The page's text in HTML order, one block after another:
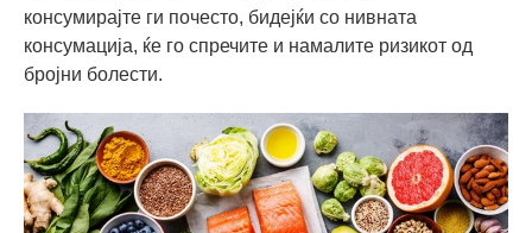
консумирајте ги почесто, бидејќи со нивната
консумација, ќе го спречите и намалите ризикот од
бројни болести.